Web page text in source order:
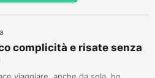
complicità e risate senza